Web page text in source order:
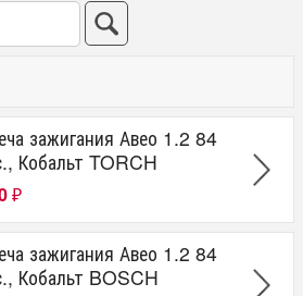
зажигания Авео 1.2 84
Кобальт TORCH
₽
зажигания Авео 1.2 84
Кобальт BOSCH